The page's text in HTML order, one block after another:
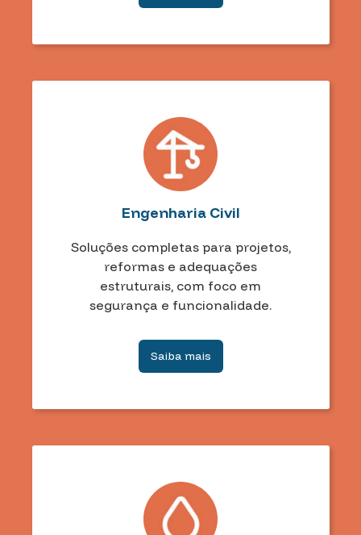
Engenharia Civil
Soluções completas para projetos,
reformas e adequações
estruturais, com foco em
segurança e funcionalidade.
Saiba mais